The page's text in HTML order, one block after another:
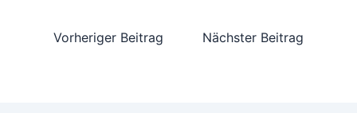
Vorheriger Beitrag Nächster Beitrag